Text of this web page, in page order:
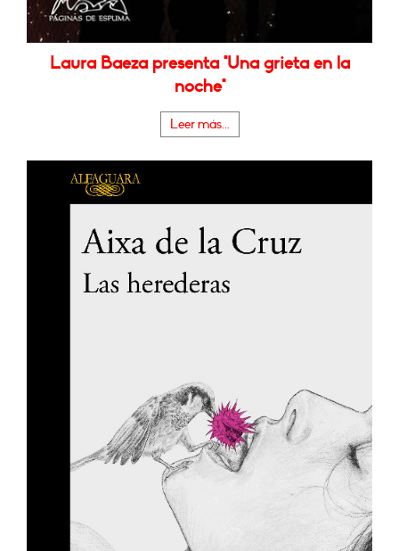
Laura Baeza presenta "Una grieta en la
noche"
Leer más...